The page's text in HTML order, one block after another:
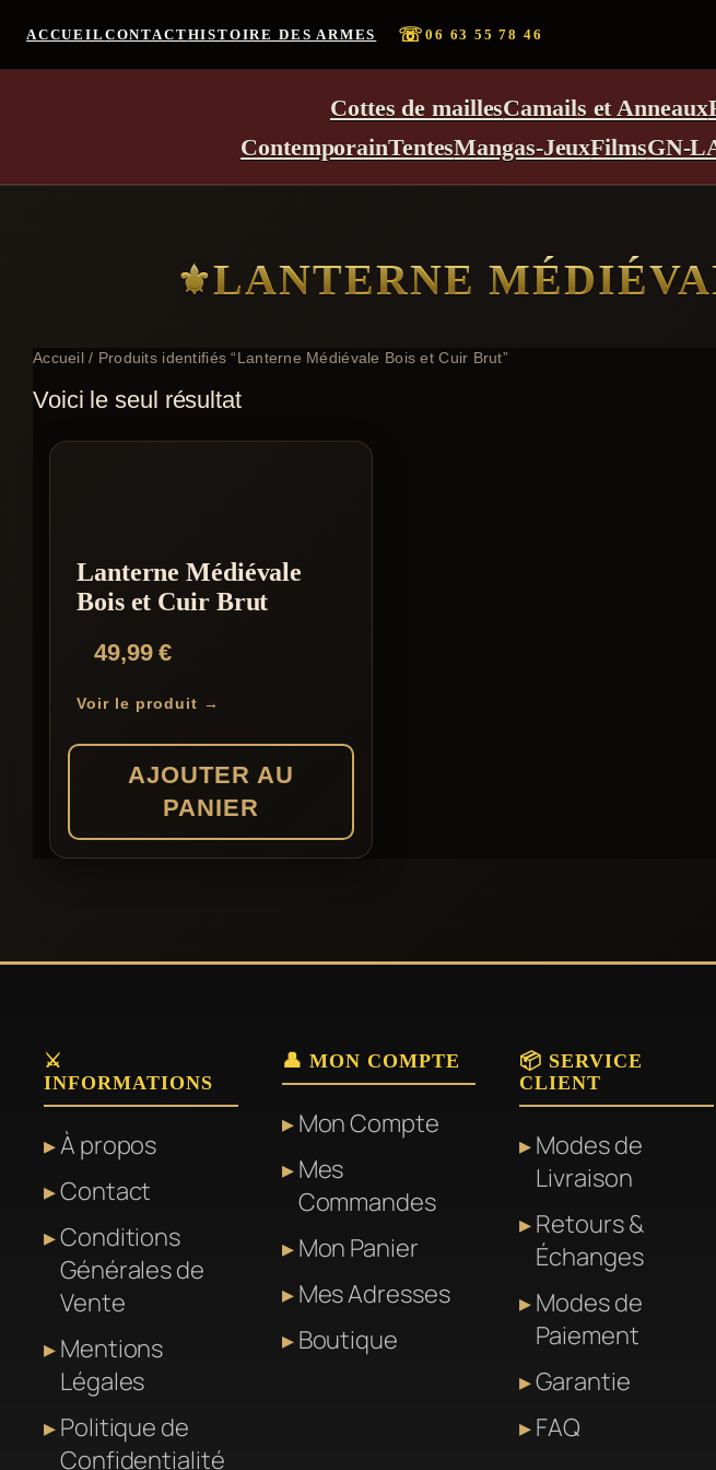
ACCUEIL CONTACTHISTOIRE DES ARMES ☏06 63 55 78 46
Cottes de maillesCamails et Anneaux
ContemporainTentesMangas-JeuxFilmsGN-
LANTERNE
Accueil/ Produits identifiés “Lanterne Médiévale Bois et Cuir Brut”
Voici le seul résultat
Lanterne Médiévale
Bois et Cuir Brut
49,99€
Voir le produit →
AJOUTER AU
PANIER
⚔️
INFORMATIONS
À propos
Contact
Conditions
Générales de
Vente
Mentions
Légales
Politique de
Confidentialité
👤 MON COMPTE
Mon Compte
Mes
Commandes
Mon Panier
Mes Adresses
Boutique
📦 SERVICE
CLIENT
Modes de
Livraison
Retours &
Échanges
Modes de
Paiement
Garantie
FAQ